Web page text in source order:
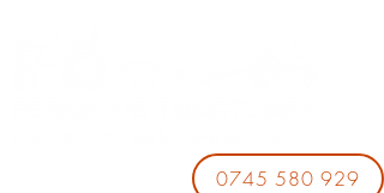
0745 580 929